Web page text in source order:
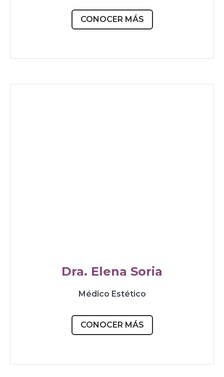
CONOCER MÁS
Dra. Elena Soria
Médico Estético
CONOCER MÁS